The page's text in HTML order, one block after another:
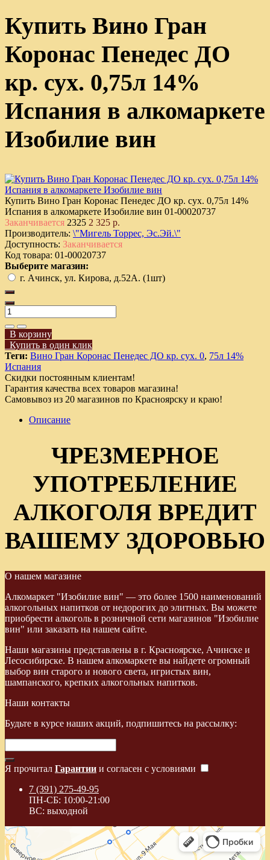
Купить Вино Гран
Коронас Пенедес ДО
кр. сух. 0,75л 14%
Испания в алкомаркете
Изобилие вин
Купить Вино Гран Коронас Пенедес ДО кр. сух. 0,75л 14%
Испания в алкомаркете Изобилие вин 01-00020737
Заканчивается 2325 2 325 р.
Производитель: \"Мигель Торрес, Эс.Эй.\"
Доступность: Заканчивается
Код товара: 01-00020737
Выберите магазин:
г. Ачинск, ул. Кирова, д.52А. (1шт)
В корзину
Купить в один клик
Теги: Вино Гран Коронас Пенедес ДО кр. сух. 0, 75л 14%
Испания
Скидки постоянным клиентам!
Гарантия качества всех товаров магазина!
Самовывоз из 20 магазинов по Красноярску и краю!
Описание
ЧРЕЗМЕРНОЕ
УПОТРЕБЛЕНИЕ
АЛКОГОЛЯ ВРЕДИТ
ВАШЕМУ ЗДОРОВЬЮ
О нашем магазине
Алкомаркет "Изобилие вин" — это более 1500 наименований
алкогольных напитков от недорогих до элитных. Вы можете
приобрести алкоголь в розничной сети магазинов "Изобилие
вин" или заказать на нашем сайте.
Наши магазины представлены в г. Красноярске, Ачинске и
Лесосибирске. В нашем алкомаркете вы найдете огромный
выбор вин старого и нового света, игристых вин,
шампанского, крепких алкогольных напитков.
Наши контакты
Будьте в курсе наших акций, подпишитесь на рассылку:
Я прочитал Гарантии и согласен с условиями
7 (391) 275-49-95
ПН-СБ: 10:00-21:00
ВС: выходной